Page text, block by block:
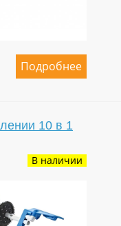
Подробнее
10 в 1
В наличии